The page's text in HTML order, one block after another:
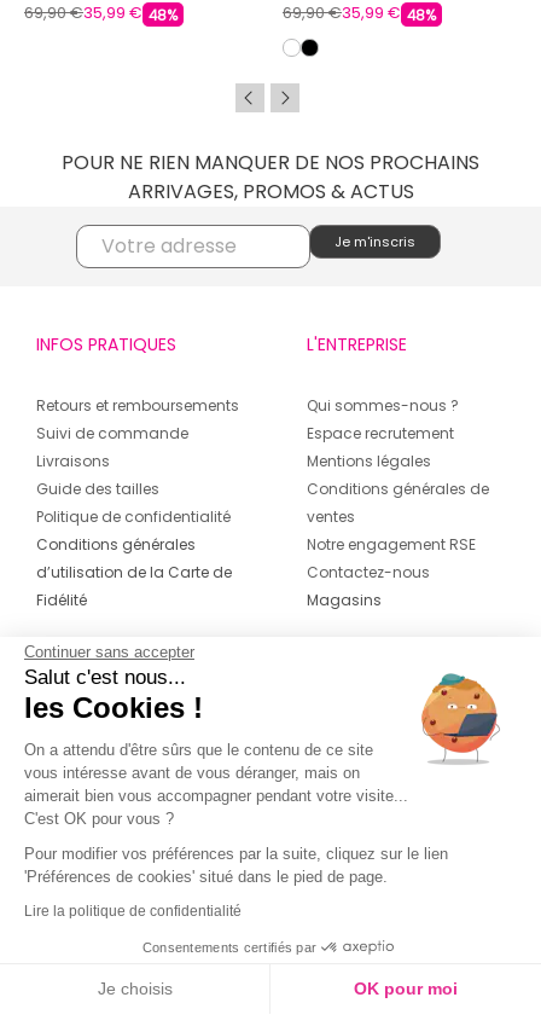
69,90 €35,99 € 48% 69,90 €35,99 € 48%
POUR NE RIEN MANQUER DE NOS PROCHAINS
ARRIVAGES, PROMOS & ACTUS
INFOS PRATIQUES
Retours et remboursements
Suivi de commande
Livraisons
Guide des tailles
Politique de confidentialité
Conditions générales
d’utilisation de la Carte de
Fidélité
L'ENTREPRISE
Qui sommes-nous ?
Espace recrutement
Mentions légales
Conditions générales de
ventes
Notre engagement RSE
Contactez-nous
Magasins
CONTACT
04 42 20 78 42
Du lundi au jeudi de 8h30 à 16h30 & le
vendredi de 8h30 à 15h30
Continuer sans accepter
Salut c'est nous...
les Cookies !
On a attendu d'être sûrs que le contenu de ce site
vous intéresse avant de vous déranger, mais on
aimerait bien vous accompagner pendant votre visite...
C'est OK pour vous ?
Pour modifier vos préférences par la suite, cliquez sur le lien
'Préférences de cookies' situé dans le pied de page.
Lire la politique de confidentialité
Consentements certifiés par
Je choisis OK pour moi